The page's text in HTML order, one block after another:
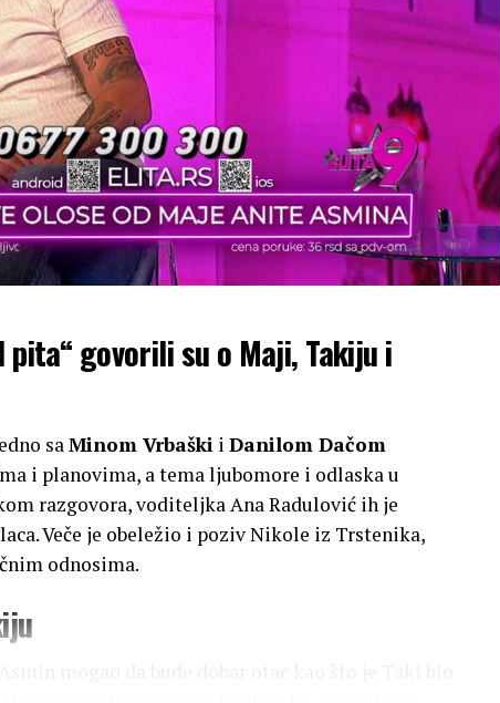
govorili su o Maji, Takiju i
saMinom Vrbaški i Danilom Dačom
i planovima, a tema ljubomore i odlaska u
razgovora, voditeljka Ana Radulović ih je
Veče je obeležio i poziv Nikole iz Trstenika,
odnosima.